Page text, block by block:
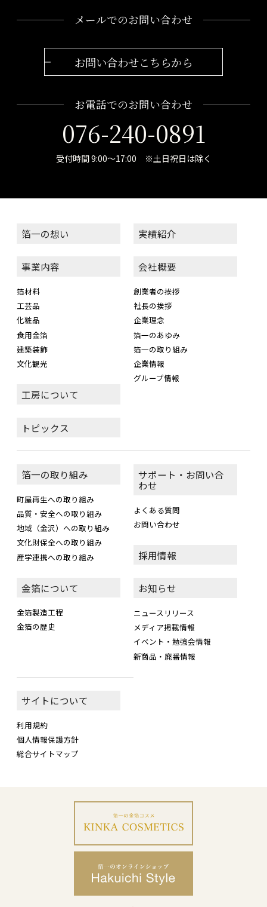
メールでのお問い合わせ
お問い合わせこちらから
お電話でのお問い合わせ
076-240-0891
受付時間 9:00～17:00 ※土日祝日は除く
箔一の想い
事業内容
箔材料
工芸品
化粧品
食用金箔
建築装飾
文化観光
工房について
トピックス
実績紹介
会社概要
創業者の挨拶
社長の挨拶
企業理念
箔一のあゆみ
箔一の取り組み
企業情報
グループ情報
箔一の取り組み
町屋再生への取り組み
品質・安全への取り組み
地域（金沢）への取り組み
文化財保全への取り組み
産学連携への取り組み
金箔について
金箔製造工程
金箔の歴史
サポート・お問い合
わせ
よくある質問
お問い合わせ
採用情報
お知らせ
ニュースリリース
メディア掲載情報
イベント・勉強会情報
新商品・廃番情報
サイトについて
利用規約
個人情報保護方針
総合サイトマップ